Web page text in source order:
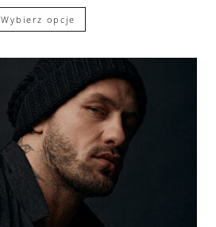
Wybierz opcje